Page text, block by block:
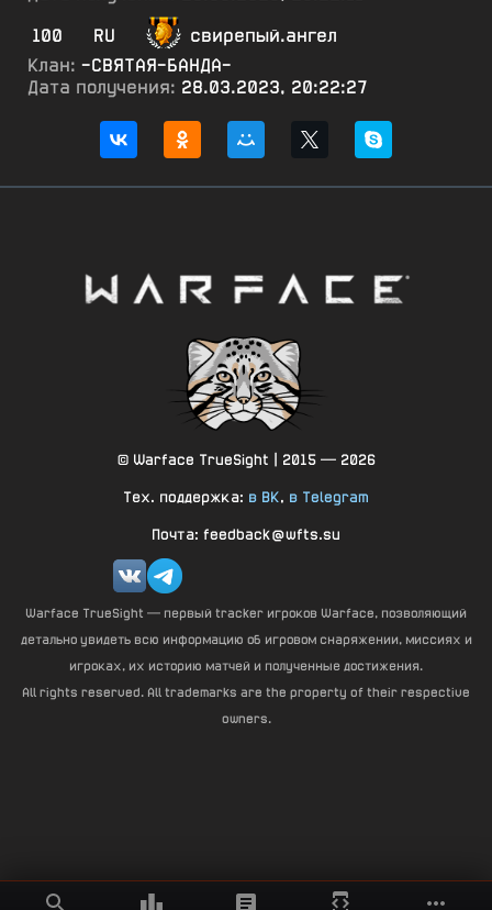
100
RU
свирепый.ангел
Клан: -СВЯТАЯ-БАНДА-
Дата получения: 28.03.2023, 20:22:27
© Warface TrueSight | 2015 — 2026
Тех. поддержка: в ВК, в Telegram
Почта: feedback@wfts.su
Warface TrueSight — первый tracker игроков Warface, позволяющий
детально увидеть всю информацию об игровом снаряжении, миссиях и
игроках, их историю матчей и полученные достижения.
All rights reserved. All trademarks are the property of their respective
owners.